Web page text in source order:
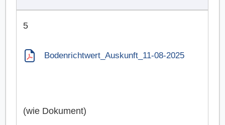
5
Bodenrichtwert_Auskunft_11-08-2025
(wie Dokument)